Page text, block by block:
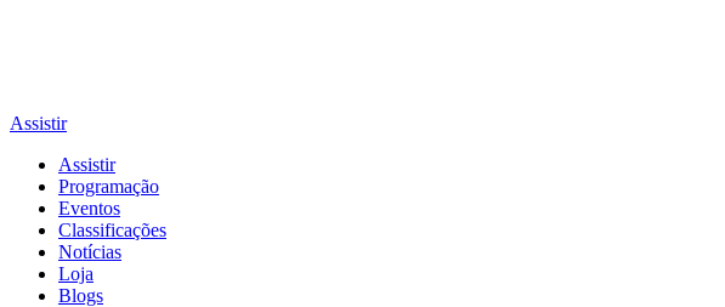
Assistir
Assistir
Programação
Eventos
Classificações
Notícias
Loja
Blogs